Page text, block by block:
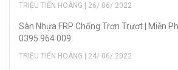
TRIỆU TIẾN HOÀNG | 26/ 06/ 2022
Sàn Nhựa FRP Chống Trơn Trượt | Miễn
0395 964 009
TRIỆU TIẾN HOÀNG | 24/ 06/ 2022